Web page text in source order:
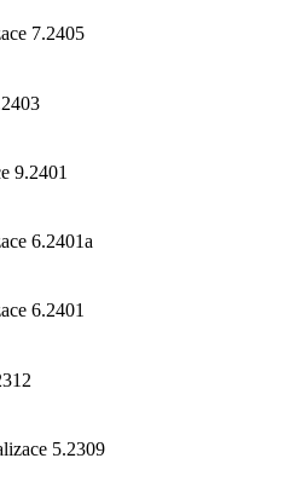
7.2405
9.2401
6.2401a
6.2401
5.2309